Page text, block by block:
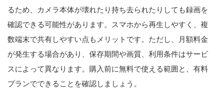
るため、カメラ本体が壊れたり持ち去られたりしても録画を
確認できる可能性があります。スマホから再生しやすく、複
数端末で共有しやすい点もメリットです。ただし、月額料金
が発生する場合があり、保存期間や画質、利用条件はサービ
スによって異なります。購入前に無料で使える範囲と、有料
プランでできることを確認しましょう。